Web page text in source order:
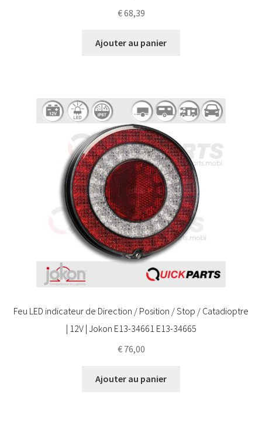
€68,39
Ajouter au panier
Feu LED indicateur de Direction / Position / Stop / Catadioptre
| 12V | Jokon E13-34661 E13-34665
€76,00
Ajouter au panier